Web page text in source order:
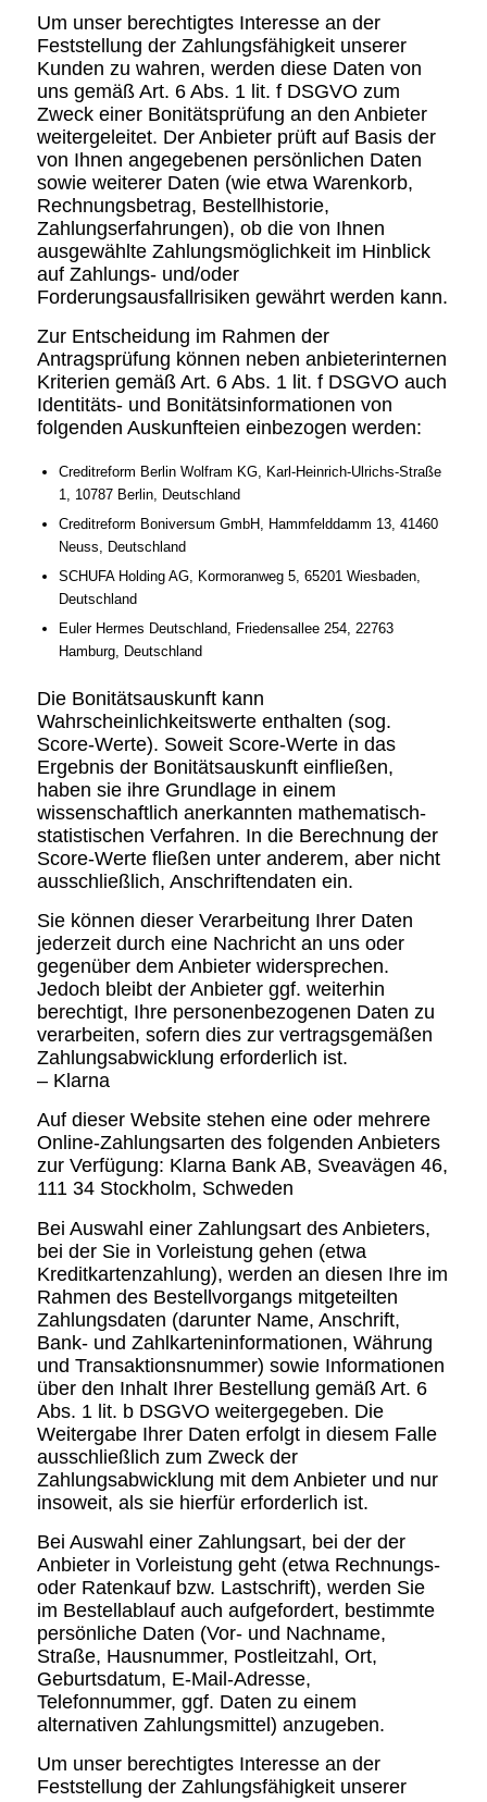
Um unser berechtigtes Interesse an der
Feststellung der Zahlungsfähigkeit unserer
Kunden zu wahren, werden diese Daten von
uns gemäß Art. 6 Abs. 1 lit. f DSGVO zum
Zweck einer Bonitätsprüfung an den Anbieter
weitergeleitet. Der Anbieter prüft auf Basis der
von Ihnen angegebenen persönlichen Daten
sowie weiterer Daten (wie etwa Warenkorb,
Rechnungsbetrag, Bestellhistorie,
Zahlungserfahrungen), ob die von Ihnen
ausgewählte Zahlungsmöglichkeit im Hinblick
auf Zahlungs- und/oder
Forderungsausfallrisiken gewährt werden kann.
Zur Entscheidung im Rahmen der
Antragsprüfung können neben anbieterinternen
Kriterien gemäß Art. 6 Abs. 1 lit. f DSGVO auch
Identitäts- und Bonitätsinformationen von
folgenden Auskunfteien einbezogen werden:
Creditreform Berlin Wolfram KG, Karl-Heinrich-Ulrichs-Straße
1, 10787 Berlin, Deutschland
Creditreform Boniversum GmbH, Hammfelddamm 13, 41460
Neuss, Deutschland
SCHUFA Holding AG, Kormoranweg 5, 65201 Wiesbaden,
Deutschland
Euler Hermes Deutschland, Friedensallee 254, 22763
Hamburg, Deutschland
Die Bonitätsauskunft kann
Wahrscheinlichkeitswerte enthalten (sog.
Score-Werte). Soweit Score-Werte in das
Ergebnis der Bonitätsauskunft einfließen,
haben sie ihre Grundlage in einem
wissenschaftlich anerkannten mathematisch-
statistischen Verfahren. In die Berechnung der
Score-Werte fließen unter anderem, aber nicht
ausschließlich, Anschriftendaten ein.
Sie können dieser Verarbeitung Ihrer Daten
jederzeit durch eine Nachricht an uns oder
gegenüber dem Anbieter widersprechen.
Jedoch bleibt der Anbieter ggf. weiterhin
berechtigt, Ihre personenbezogenen Daten zu
verarbeiten, sofern dies zur vertragsgemäßen
Zahlungsabwicklung erforderlich ist.
– Klarna
Auf dieser Website stehen eine oder mehrere
Online-Zahlungsarten des folgenden Anbieters
zur Verfügung: Klarna Bank AB, Sveavägen 46,
111 34 Stockholm, Schweden
Bei Auswahl einer Zahlungsart des Anbieters,
bei der Sie in Vorleistung gehen (etwa
Kreditkartenzahlung), werden an diesen Ihre im
Rahmen des Bestellvorgangs mitgeteilten
Zahlungsdaten (darunter Name, Anschrift,
Bank- und Zahlkarteninformationen, Währung
und Transaktionsnummer) sowie Informationen
über den Inhalt Ihrer Bestellung gemäß Art. 6
Abs. 1 lit. b DSGVO weitergegeben. Die
Weitergabe Ihrer Daten erfolgt in diesem Falle
ausschließlich zum Zweck der
Zahlungsabwicklung mit dem Anbieter und nur
insoweit, als sie hierfür erforderlich ist.
Bei Auswahl einer Zahlungsart, bei der der
Anbieter in Vorleistung geht (etwa Rechnungs-
oder Ratenkauf bzw. Lastschrift), werden Sie
im Bestellablauf auch aufgefordert, bestimmte
persönliche Daten (Vor- und Nachname,
Straße, Hausnummer, Postleitzahl, Ort,
Geburtsdatum, E-Mail-Adresse,
Telefonnummer, ggf. Daten zu einem
alternativen Zahlungsmittel) anzugeben.
Um unser berechtigtes Interesse an der
Feststellung der Zahlungsfähigkeit unserer